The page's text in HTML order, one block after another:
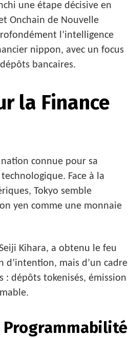
une étape décisive en
Onchain de Nouvelle
l’intelligence
nippon, avec un focus
bancaires.
la Finance
connue pour sa
Face à la
Tokyo semble
yen comme une monnaie
Kihara, a obtenu le feu
d’intention, mais d’un cadre
: dépôts tokenisés, émission
Programmabilité